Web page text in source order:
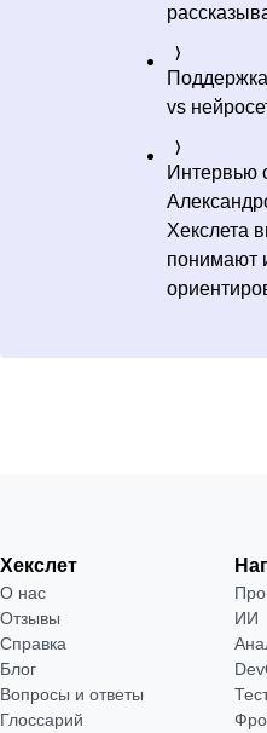
vs
Интервью
Хекслета
понимают
Хекслет
О нас
Отзывы
Справка
Блог
Вопросы и ответы
Глоссарий
ИИ